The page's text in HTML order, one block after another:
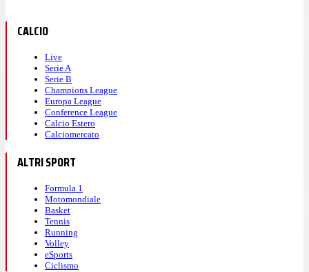
CALCIO
Live
Serie A
Serie B
Champions League
Europa League
Conference League
Calcio Estero
Calciomercato
ALTRI SPORT
Formula 1
Motomondiale
Basket
Tennis
Running
Volley
eSports
Ciclismo